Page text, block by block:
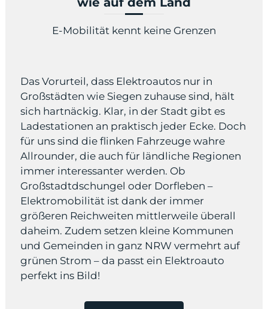
E-Mobilität kennt keine Grenzen
Das Vorurteil, dass Elektroautos nur in
Großstädten wie Siegen zuhause sind, hält
sich hartnäckig. Klar, in der Stadt gibt es
Ladestationen an praktisch jeder Ecke. Doch
für uns sind die flinken Fahrzeuge wahre
Allrounder, die auch für ländliche Regionen
immer interessanter werden. Ob
Großstadtdschungel oder Dorfleben –
Elektromobilität ist dank der immer
größeren Reichweiten mittlerweile überall
daheim. Zudem setzen kleine Kommunen
und Gemeinden in ganz NRW vermehrt auf
grünen Strom – da passt ein Elektroauto
perfekt ins Bild!